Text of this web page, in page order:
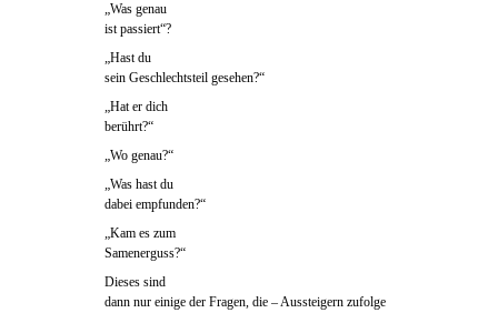
„Was genau
ist passiert“?
„Hast du
sein Geschlechtsteil gesehen?“
„Hat er dich
berührt?“
„Wo genau?“
„Was hast du
dabei empfunden?“
„Kam es zum
Samenerguss?“
Dieses sind
dann nur einige der Fragen, die – Aussteigern zufolge